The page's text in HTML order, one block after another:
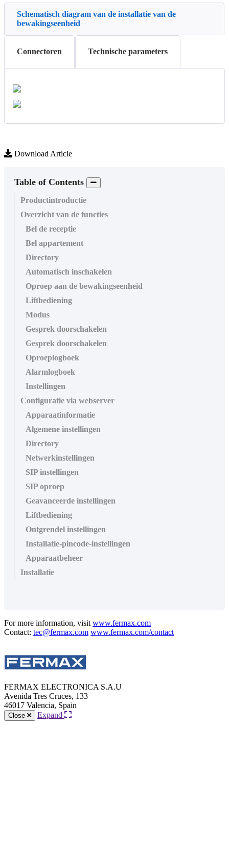
Schematisch diagram van de installatie van de
bewakingseenheid
Connectoren Technische parameters
Download Article
Table of Contents
Productintroductie
Overzicht van de functies
Bel de receptie
Bel appartement
Directory
Automatisch inschakelen
Oproep aan de bewakingseenheid
Liftbediening
Modus
Gesprek doorschakelen
Gesprek doorschakelen
Oproeplogboek
Alarmlogboek
Instellingen
Configuratie via webserver
Apparaatinformatie
Algemene instellingen
Directory
Netwerkinstellingen
SIP instellingen
SIP oproep
Geavanceerde instellingen
Liftbediening
Ontgrendel instellingen
Installatie-pincode-instellingen
Apparaatbeheer
Installatie
For more information, visit www.fermax.com
Contact: tec@fermax.com www.fermax.com/contact
FERMAX ELECTRONICA S.A.U
Avenida Tres Cruces, 133
46017 Valencia, Spain
Close Expand